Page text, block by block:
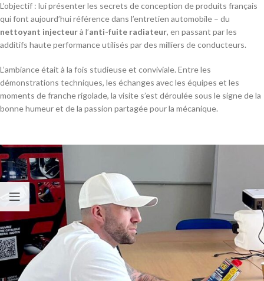
L’objectif : lui présenter les secrets de conception de produits français
qui font aujourd’hui référence dans l’entretien automobile – du
nettoyant injecteurà l’anti-fuite radiateur, en passant par les
additifs haute performance utilisés par des milliers de conducteurs.
L’ambiance était à la fois studieuse et conviviale. Entre les
démonstrations techniques, les échanges avec les équipes et les
moments de franche rigolade, la visite s’est déroulée sous le signe de la
bonne humeur et de la passion partagée pour la mécanique.